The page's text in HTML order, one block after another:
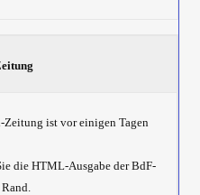
Zeitung ist vor einigen Tagen
die HTML-Ausgabe der BdF-